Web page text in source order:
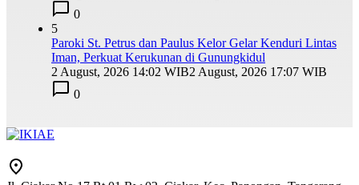
0
5
Paroki St. Petrus dan Paulus Kelor Gelar Kenduri Lintas
Iman, Perkuat Kerukunan di Gunungkidul
2 August, 2026 14:02 WIB2 August, 2026 17:07 WIB
0